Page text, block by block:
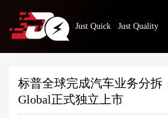
Just Quick Just Quality
标普全球完成汽车业务分拆
Global正式独立上市